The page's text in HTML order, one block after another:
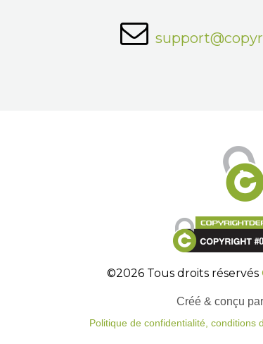
©2026 Tous droits réservés
Créé & conçu par
Politique de confidentialité, conditions